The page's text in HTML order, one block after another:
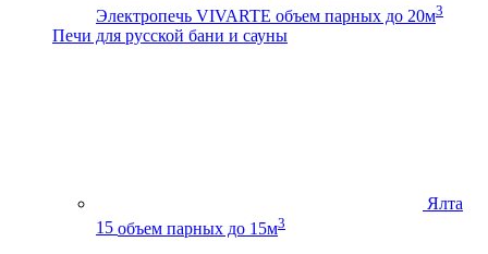
Электропечь VIVARTE объем парных до 20м3
Печи для русской бани и сауны
Ялта
15 объем парных до 15м3